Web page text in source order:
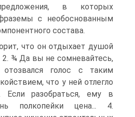
в которых
с необоснованным
состава.
что он отдыхает душой
¾ Да вы не сомневайтесь,
голос с таким
что у ней отлег­ло
Если разобраться, ему в
полкопейки цена... 4.